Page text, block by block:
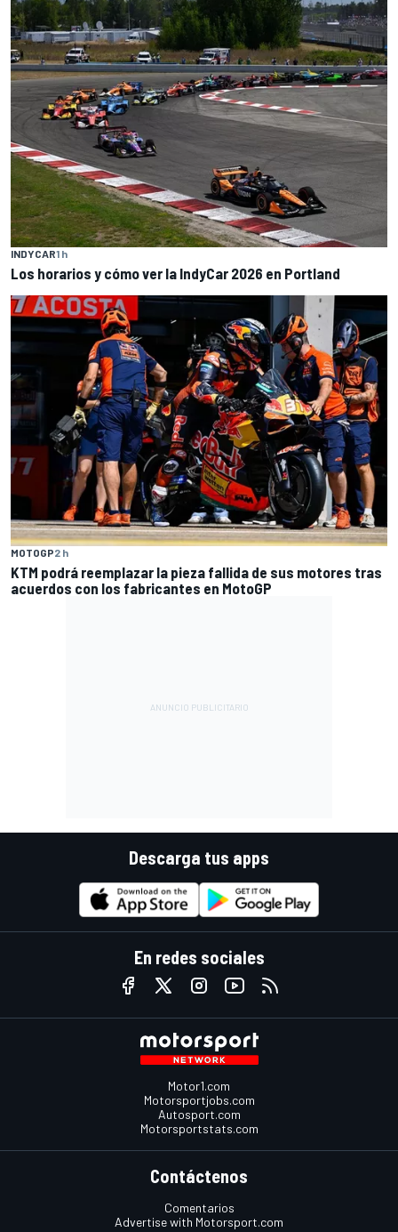
INDYCAR1 h
Los horarios y cómo ver la IndyCar 2026 en Portland
MOTOGP2 h
KTM podrá reemplazar la pieza fallida de sus motores tras
acuerdos con los fabricantes en MotoGP
Descarga tus apps
En redes sociales
Motor1.com
Motorsportjobs.com
Autosport.com
Motorsportstats.com
Contáctenos
Comentarios
Advertise with Motorsport.com